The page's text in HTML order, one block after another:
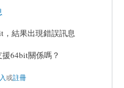
，結果出現錯誤訊息
64bit關係嗎？
或註冊